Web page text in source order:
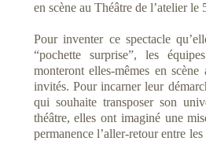
en scène au Théâtre de l’atelier le
Pour inventer ce spectacle
“pochette surprise”, les
monteront elles-mêmes en
invités. Pour incarner leur
qui souhaite transposer son
théâtre, elles ont imaginé une
permanence l’aller-retour entre